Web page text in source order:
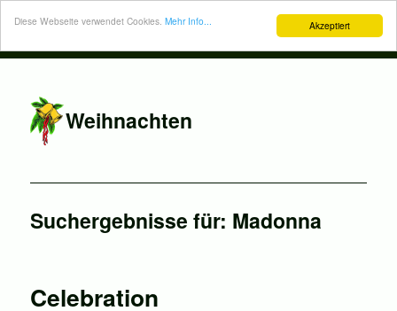
Akzeptiert
Diese Webseite verwendet Cookies. Mehr Info...
Weihnachten
Suchergebnisse für: Madonna
Celebration